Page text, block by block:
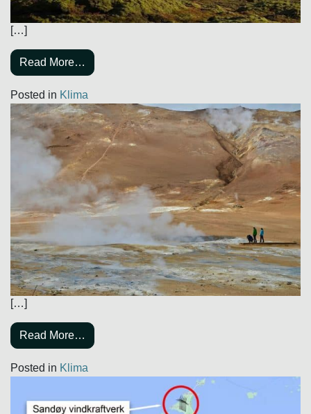
[…]
Read More…
Posted in Klima
[…]
Read More…
Posted in Klima